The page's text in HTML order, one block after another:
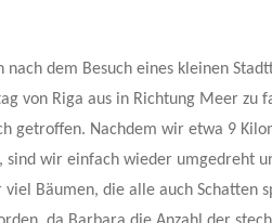
nach dem Besuch eines kleinen
von Riga aus in Richtung Meer
getroffen. Nachdem wir etwa 9
wir einfach wieder umgedreht
Bäumen, die alle auch Schatten